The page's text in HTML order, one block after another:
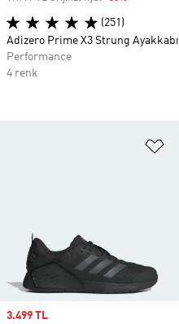
Sale price
3.499 TL
(251)
Adizero Prime X3 Strung Ayakkabı
Performance
4 renk